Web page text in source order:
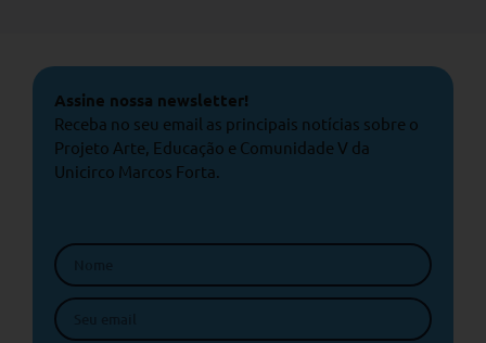
Assine nossa newsletter!
Receba no seu email as principais notícias sobre o
Projeto Arte, Educação e Comunidade V da
Unicirco Marcos Forta.